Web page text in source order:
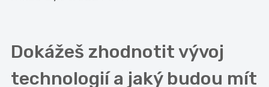
Dokážeš zhodnotit vývoj
technologií a jaký budou mít